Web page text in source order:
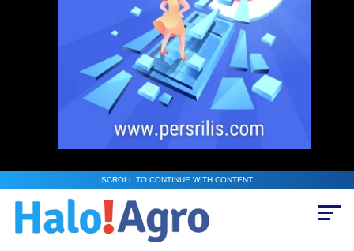
SCROLL TO CONTINUE WITH CONTENT